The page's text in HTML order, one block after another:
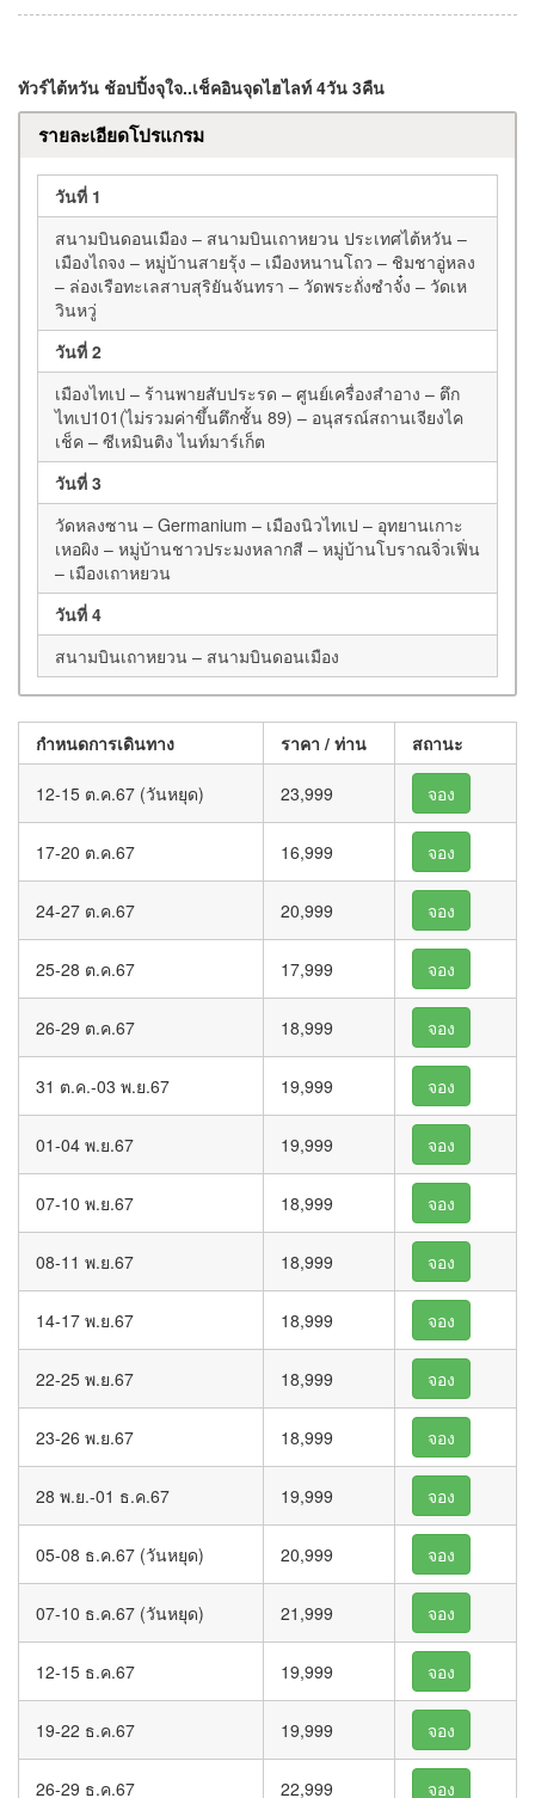
ทัวร์ไต้หวัน ช้อปปิ้งจุใจ..เช็คอินจุดไฮไลท์ 4วัน 3คืน
รายละเอียดโปรแกรม
วันที่ 1
สนามบินดอนเมือง – สนามบินเถาหยวน ประเทศไต้หวัน –
เมืองไถจง – หมู่บ้านสายรุ้ง – เมืองหนานโถว – ชิมชาอู่หลง
– ล่องเรือทะเลสาบสุริยันจันทรา – วัดพระถั่งซำจั๋ง – วัดเห
วินหวู่
วันที่ 2
เมืองไทเป – ร้านพายสับประรด – ศูนย์เครื่องสำอาง – ตึก
ไทเป101(ไม่รวมค่าขึ้นตึกชั้น 89) – อนุสรณ์สถานเจียงไค
เช็ค – ซีเหมินติง ไนท์มาร์เก็ต
วันที่ 3
วัดหลงซาน – Germanium – เมืองนิวไทเป – อุทยานเกาะ
เหอผิง – หมู่บ้านชาวประมงหลากสี – หมู่บ้านโบราณจิ่วเฟิ่น
– เมืองเถาหยวน
วันที่ 4
สนามบินเถาหยวน – สนามบินดอนเมือง
กำหนดการเดินทาง ราคา / ท่าน สถานะ
12-15 ต.ค.67 (วันหยุด) 23,999 จอง
17-20 ต.ค.67 16,999 จอง
24-27 ต.ค.67 20,999 จอง
25-28 ต.ค.67 17,999 จอง
26-29 ต.ค.67 18,999 จอง
31 ต.ค.-03 พ.ย.67 19,999 จอง
01-04 พ.ย.67 19,999 จอง
07-10 พ.ย.67 18,999 จอง
08-11 พ.ย.67 18,999 จอง
14-17 พ.ย.67 18,999 จอง
22-25 พ.ย.67 18,999 จอง
23-26 พ.ย.67 18,999 จอง
28 พ.ย.-01 ธ.ค.67 19,999 จอง
05-08 ธ.ค.67 (วันหยุด) 20,999 จอง
07-10 ธ.ค.67 (วันหยุด) 21,999 จอง
12-15 ธ.ค.67 19,999 จอง
19-22 ธ.ค.67 19,999 จอง
26-29 ธ.ค.67 22,999 จอง